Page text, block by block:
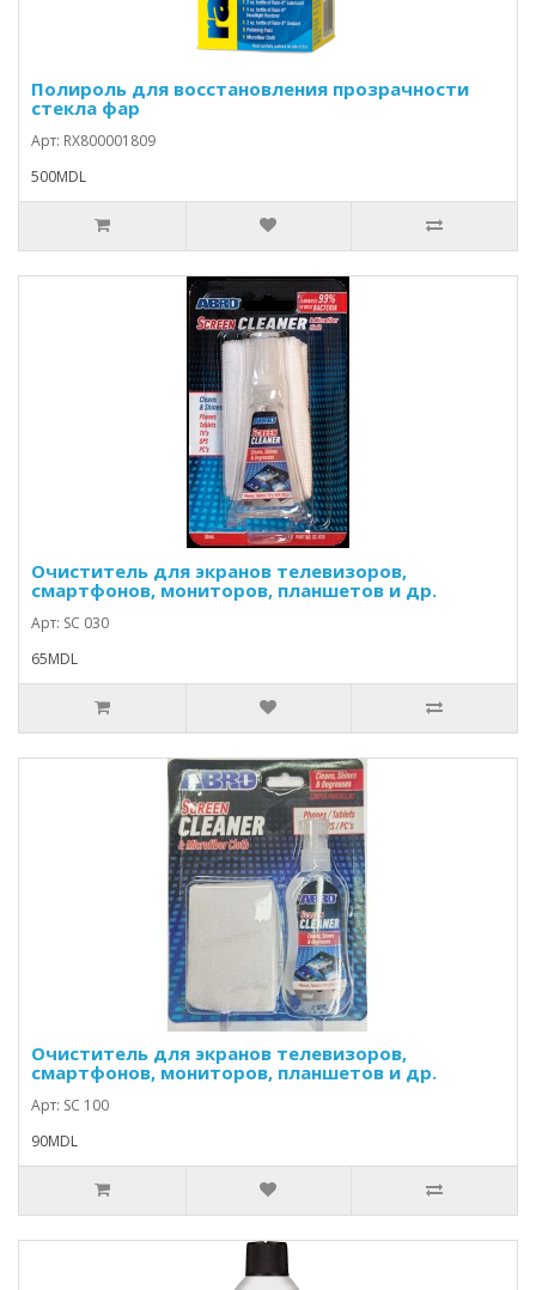
Полироль для восстановления прозрачности
стекла фар
Арт: RX800001809
500MDL
Очиститель для экранов телевизоров,
смартфонов, мониторов, планшетов и др.
Арт: SC 030
65MDL
Очиститель для экранов телевизоров,
смартфонов, мониторов, планшетов и др.
Арт: SC 100
90MDL